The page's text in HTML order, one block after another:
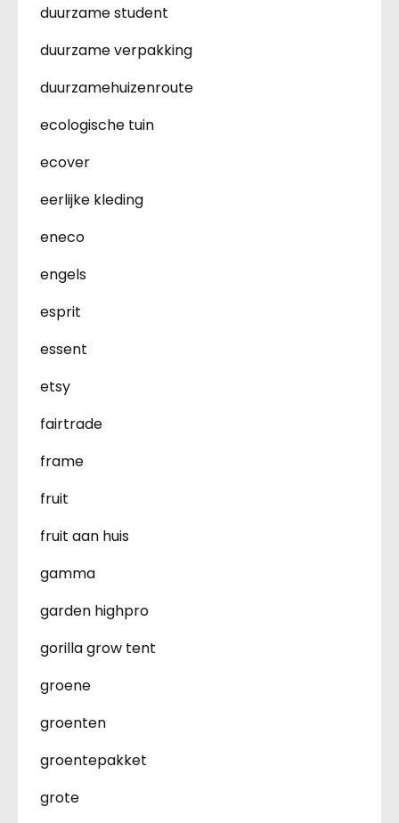
duurzame student
duurzame verpakking
duurzamehuizenroute
ecologische tuin
ecover
eerlijke kleding
eneco
engels
esprit
essent
etsy
fairtrade
frame
fruit
fruit aan huis
gamma
garden highpro
gorilla grow tent
groene
groenten
groentepakket
grote